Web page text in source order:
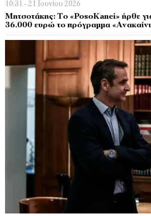
10:31 - 21 Ιουνίου 2026
Μητσοτάκης: Το «PosoKanei» ήρθε
36.000 ευρώ το πρόγραμμα